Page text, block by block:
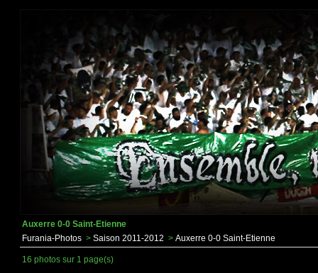
Auxerre 0-0 Saint-Etienne
Furania-Photos > Saison 2011-2012 > Auxerre 0-0 Saint-Etienne
16 photos sur 1 page(s)